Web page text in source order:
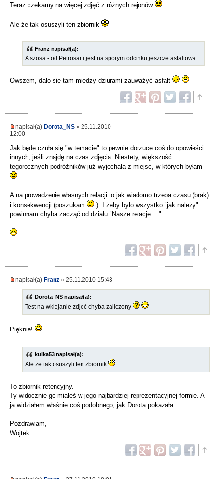
Teraz czekamy na więcej zdjęć z różnych rejonów
Ale że tak osuszyli ten zbiornik
Franz napisał(a):
A szosa - od Petrosani jest na sporym odcinku jeszcze asfaltowa.
Owszem, dało się tam między dziurami zauważyć asfalt
napisał(a) Dorota_NS » 25.11.2010
12:00
Jak będę czuła się "w temacie" to pewnie dorzucę coś do opowieści
innych, jeśli znajdę na czas zdjęcia. Niestety, większość
tegorocznych podróżników już wyjechała z miejsc, w których byłam
A na prowadzenie własnych relacji to jak wiadomo trzeba czasu (brak)
i konsekwencji (poszukam
). I żeby było wszystko "jak należy"
powinnam chyba zacząć od działu "Nasze relacje ..."
napisał(a) Franz » 25.11.2010 15:43
Dorota_NS napisał(a):
Test na wklejanie zdjęć chyba zaliczony
Pięknie!
kulka53 napisał(a):
Ale że tak osuszyli ten zbiornik
To zbiornik retencyjny.
Ty widocznie go miałeś w jego najbardziej reprezentacyjnej formie. A
ja widziałem właśnie coś podobnego, jak Dorota pokazała.
Pozdrawiam,
Wojtek